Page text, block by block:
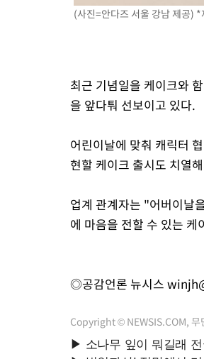
(사진=안다즈 서울 강남 제공) *
최근 기념일을 케이크와
을 앞다퉈 선보이고 있다.
어린이날에 맞춰 캐릭터
현할 케이크 출시도 치열
업계 관계자는 "어버이날
에 마음을 전할 수 있는
◎공감언론 뉴시스
Copyright © NEWSIS.COM, 무